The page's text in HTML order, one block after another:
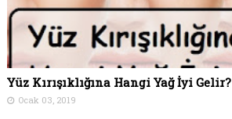
Yüz Kırışıklığına Hangi Yağ İyi Gelir?
Ocak 03, 2019